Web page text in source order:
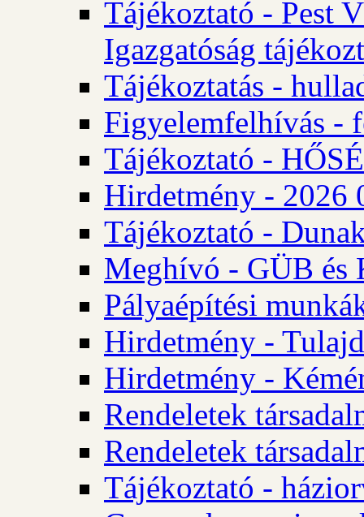
Tájékoztató - Pest
Igazgatóság
Tájékoztatás -
Figyelemfelhívás -
Tájékoztató -
Hirdetmény - 2026
Tájékoztató -
Meghívó - GÜB és
Pályaépítési
Hirdetmény -
Hirdetmény -
Rendeletek
Rendeletek
Tájékoztató -